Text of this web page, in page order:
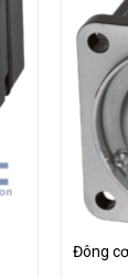
Đông